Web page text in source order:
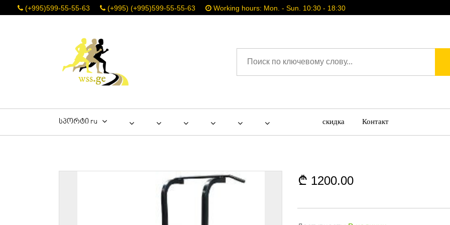
(+995)599-55-55-63 (+995) (+995)599-55-55-63 Working hours: Mon. - Sun. 10:30 - 18:30
სპორტი ru скидка Контакт
1200.00